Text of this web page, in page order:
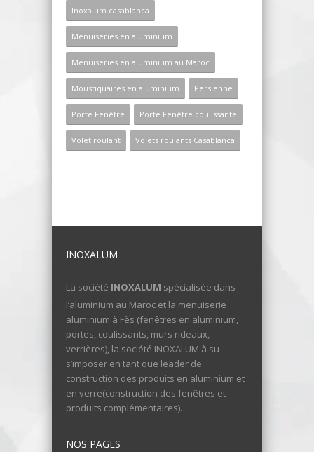
Inoxalum casablanca
Menuiseries en aluminium
Menuiseries en aluminium au Maroc
Moustiquaires en aluminium Persienne
Porte Fenêtre Porte Fenêtre coulissante
Volet roulant Volets roulants Casablanca
INOXALUM
La société INOXALUM spécialisée dans
l’aluminium au Maroc et la menuiserie
aluminium à Fès (fenêtres en aluminium,
portes, coulissants, murs rideaux,
verrières), la société INOXALUM à su
s’imposer en tant que leader de
construction des produits en aluminium et
en verre(construction des fenêtres et
produits complémentaires).
NOS PAGES